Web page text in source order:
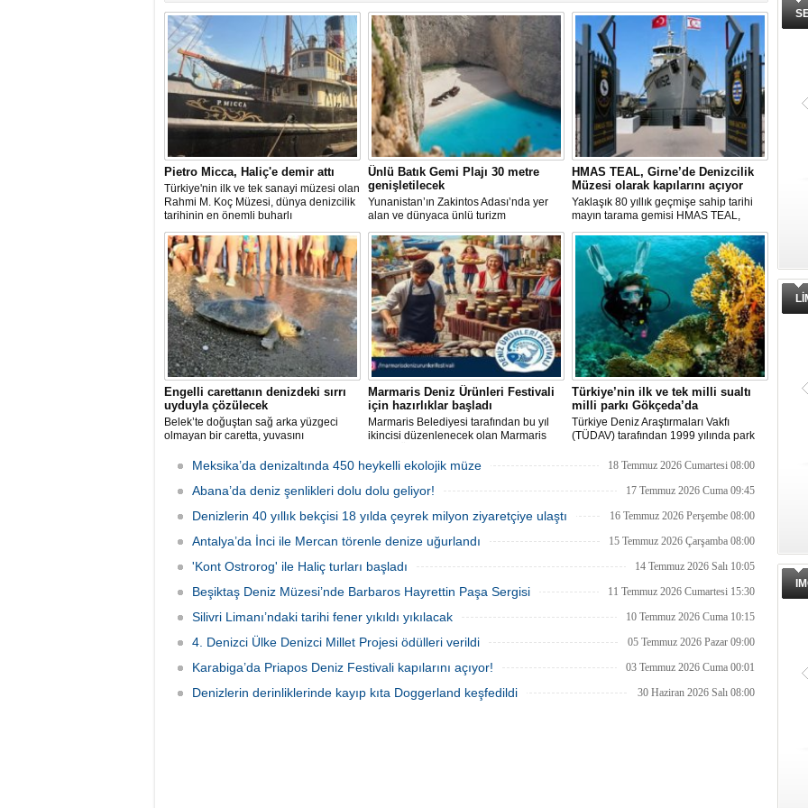
Pietro Micca, Haliç'e demir attı
Türkiye'nin ilk ve tek sanayi müzesi olan
Rahmi M. Koç Müzesi, dünya denizcilik
tarihinin en önemli buharlı
römorkörlerinden biri olarak kabul
edilen Pietro Micca'yı koleksiyonuna
kazandırdı.
Ünlü Batık Gemi Plajı 30 metre
genişletilecek
Yunanistan’ın Zakintos Adası’nda yer
alan ve dünyaca ünlü turizm
noktalarından biri olan Navagio Plajı'nın
yaklaşık 30 metre genişletilmesi
planlanıyor.
HMAS TEAL, Girne’de Denizcilik
Müzesi olarak kapılarını açıyor
Yaklaşık 80 yıllık geçmişe sahip tarihi
mayın tarama gemisi HMAS TEAL,
Girne Ticaret Limanı'nda oluşturulan
Denizcilik Müzesi ile yeni bir işlev
kazanıyor. Müze, 1 Ağustos'ta
ziyaretçilere kapılarını açacak.
Engelli carettanın denizdeki sırrı
uyduyla çözülecek
Belek’te doğuştan sağ arka yüzgeci
olmayan bir caretta, yuvasını
üzerine bıraktı. "DOA" adı verilen deniz
cihazı takıldı ve denize uğurlandı.
Marmaris Deniz Ürünleri Festivali
için hazırlıklar başladı
Marmaris Belediyesi tarafından bu yıl
ikincisi düzenlenecek olan Marmaris
tarihleri arasında Selimiye
Mahallesi'nde gerçekleştirilecek.
Festivalde deniz ürünleri, yöresel
çıkarılacak.
Türkiye’nin ilk ve tek milli sualtı
milli parkı Gökçeda’da
Türkiye Deniz Araştırmaları Vakfı
(TÜDAV) tarafından 1999 yılında park
adanın kuzeydoğusunda, Kaleköy ve
1 deniz mili uzunluğunda, denizden 200
Meksika’da denizaltında 450 heykelli ekolojik müze 18 Temmuz 2026 Cumartesi 08:00
Abana’da deniz şenlikleri dolu dolu geliyor! 17 Temmuz 2026 Cuma 09:45
Denizlerin 40 yıllık bekçisi 18 yılda çeyrek milyon ziyaretçiye ulaştı 16 Temmuz 2026 Perşembe 08:00
Antalya’da İnci ile Mercan törenle denize uğurlandı 15 Temmuz 2026 Çarşamba 08:00
'Kont Ostrorog' ile Haliç turları başladı 14 Temmuz 2026 Salı 10:05
Beşiktaş Deniz Müzesi’nde Barbaros Hayrettin Paşa Sergisi 11 Temmuz 2026 Cumartesi 15:30
Silivri Limanı’ndaki tarihi fener yıkıldı yıkılacak 10 Temmuz 2026 Cuma 10:15
4. Denizci Ülke Denizci Millet Projesi ödülleri verildi 05 Temmuz 2026 Pazar 09:00
Karabiga’da Priapos Deniz Festivali kapılarını açıyor! 03 Temmuz 2026 Cuma 00:01
Denizlerin derinliklerinde kayıp kıta Doggerland keşfedildi 30 Haziran 2026 Salı 08:00